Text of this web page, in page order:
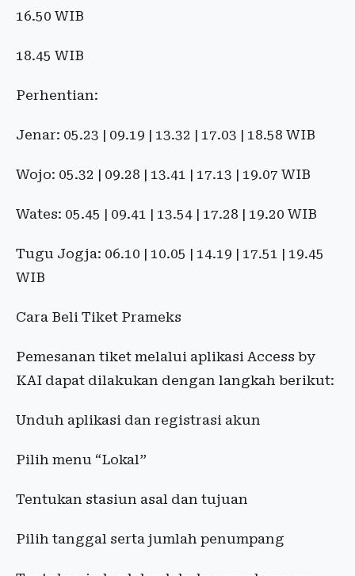
16.50 WIB
18.45 WIB
Perhentian:
Jenar: 05.23 | 09.19 | 13.32 | 17.03 | 18.58 WIB
Wojo: 05.32 | 09.28 | 13.41 | 17.13 | 19.07 WIB
Wates: 05.45 | 09.41 | 13.54 | 17.28 | 19.20 WIB
Tugu Jogja: 06.10 | 10.05 | 14.19 | 17.51 | 19.45
WIB
Cara Beli Tiket Prameks
Pemesanan tiket melalui aplikasi Access by
KAI dapat dilakukan dengan langkah berikut:
Unduh aplikasi dan registrasi akun
Pilih menu “Lokal”
Tentukan stasiun asal dan tujuan
Pilih tanggal serta jumlah penumpang